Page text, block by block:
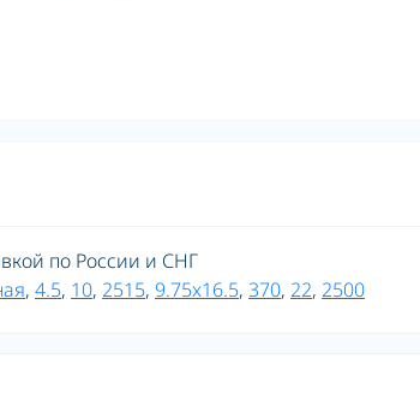
по России и СНГ
, 4.5, 10, 2515, 9.75x16.5, 370, 22, 2500